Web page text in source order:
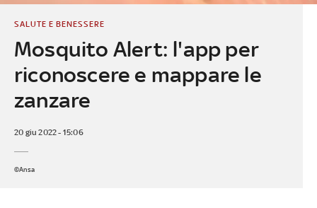
Mosquito Alert: l'app per
riconoscere e mappare le
zanzare
SALUTE E BENESSERE
20 giu 2022 - 15:06
©Ansa